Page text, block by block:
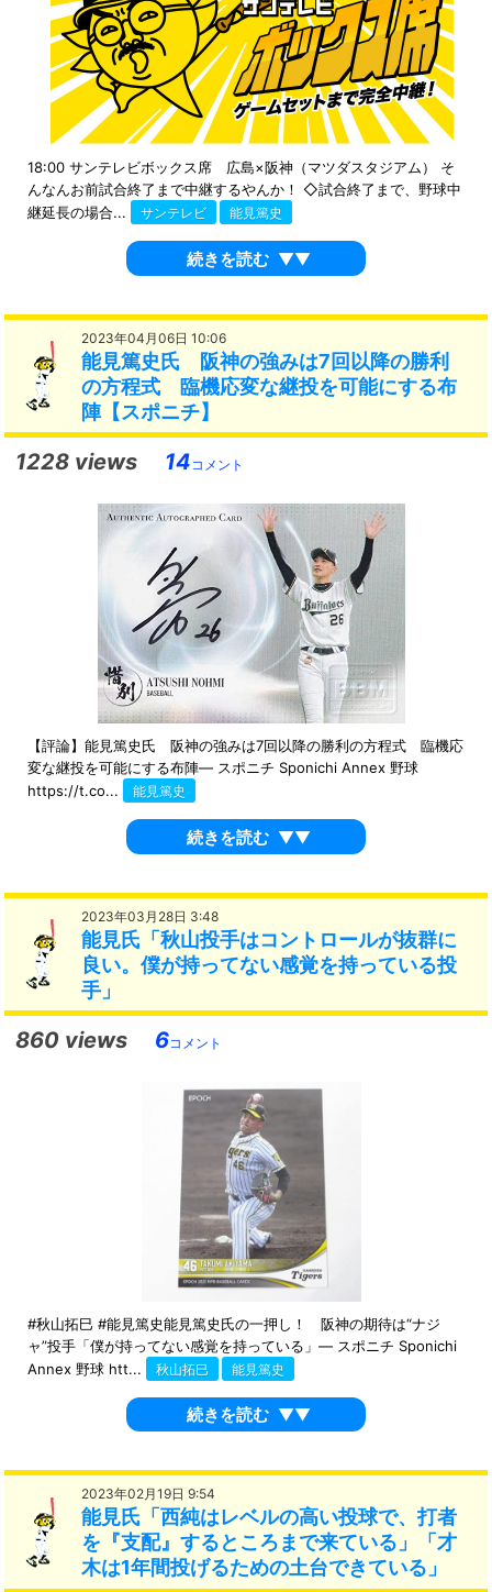
18:00 サンテレビボックス席 広島×阪神（マツダスタジアム） そ
んなんお前試合終了まで中継するやんか！ ◇試合終了まで、野球中
継延長の場合...
サンテレビ 能見篤史
続きを読む ▼▼
2023年04月06日 10:06
能見篤史氏 阪神の強みは7回以降の勝利
の方程式 臨機応変な継投を可能にする布
陣【スポニチ】
1228 views 14コメント
【評論】能見篤史氏 阪神の強みは7回以降の勝利の方程式 臨機応
変な継投を可能にする布陣― スポニチ Sponichi Annex 野球
https://t.co...
能見篤史
続きを読む ▼▼
2023年03月28日 3:48
能見氏「秋山投手はコントロールが抜群に
良い。僕が持ってない感覚を持っている投
手」
860 views 6コメント
#秋山拓巳 #能見篤史能見篤史氏の一押し！ 阪神の期待は“ナジ
ャ”投手「僕が持ってない感覚を持っている」― スポニチ Sponichi
Annex 野球 htt...
秋山拓巳 能見篤史
続きを読む ▼▼
2023年02月19日 9:54
能見氏「西純はレベルの高い投球で、打者
を『支配』するところまで来ている」「才
木は1年間投げるための土台できている」